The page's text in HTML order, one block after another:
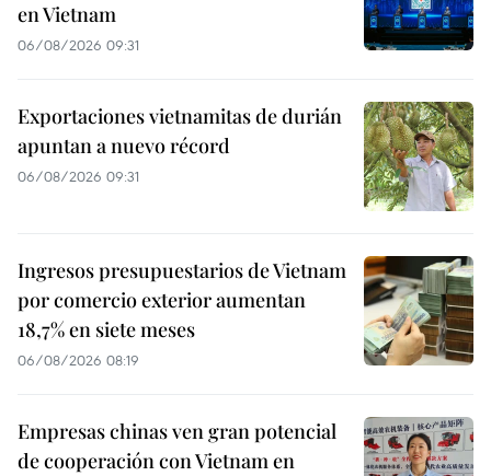
en Vietnam
06/08/2026 09:31
Exportaciones vietnamitas de durián
apuntan a nuevo récord
06/08/2026 09:31
Ingresos presupuestarios de Vietnam
por comercio exterior aumentan
18,7% en siete meses
06/08/2026 08:19
Empresas chinas ven gran potencial
de cooperación con Vietnam en